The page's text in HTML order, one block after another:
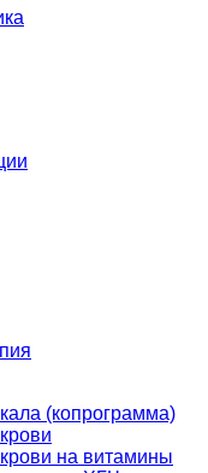
(копрограмма)
на витамины